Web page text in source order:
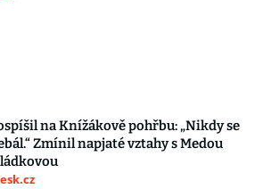
na Knížákově pohřbu: „Nikdy se
Zmínil napjaté vztahy s Medou